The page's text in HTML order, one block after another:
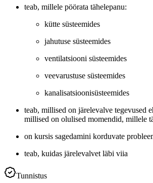
teab, millele pöörata tähelepanu:
kütte süsteemides
jahutuse süsteemides
ventilatsiooni süsteemides
veevarustuse süsteemides
kanalisatsioonisüsteemides
teab, millised on järelevalve tegevused
millised on olulised momendid, millele
on kursis sagedamini korduvate
teab, kuidas järelevalvet läbi viia
Tunnistus